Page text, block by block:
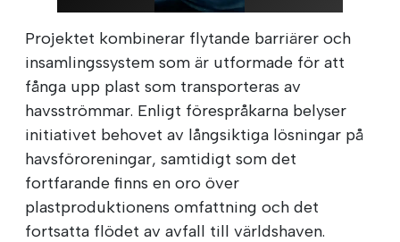
Projektet kombinerar flytande barriärer och
insamlingssystem som är utformade för att
fånga upp plast som transporteras av
havsströmmar. Enligt förespråkarna belyser
initiativet behovet av långsiktiga lösningar på
havsföroreningar, samtidigt som det
fortfarande finns en oro över
plastproduktionens omfattning och det
fortsatta flödet av avfall till världshaven.